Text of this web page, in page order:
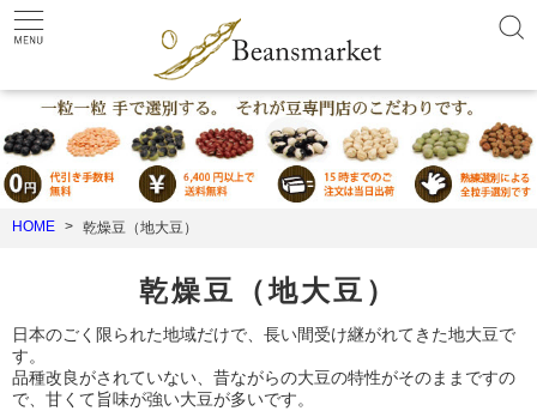
HOME 乾燥豆（地大豆）
乾燥豆（地大豆）
日本のごく限られた地域だけで、長い間受け継がれてきた地大豆で
す。
品種改良がされていない、昔ながらの大豆の特性がそのままですの
で、甘くて旨味が強い大豆が多いです。